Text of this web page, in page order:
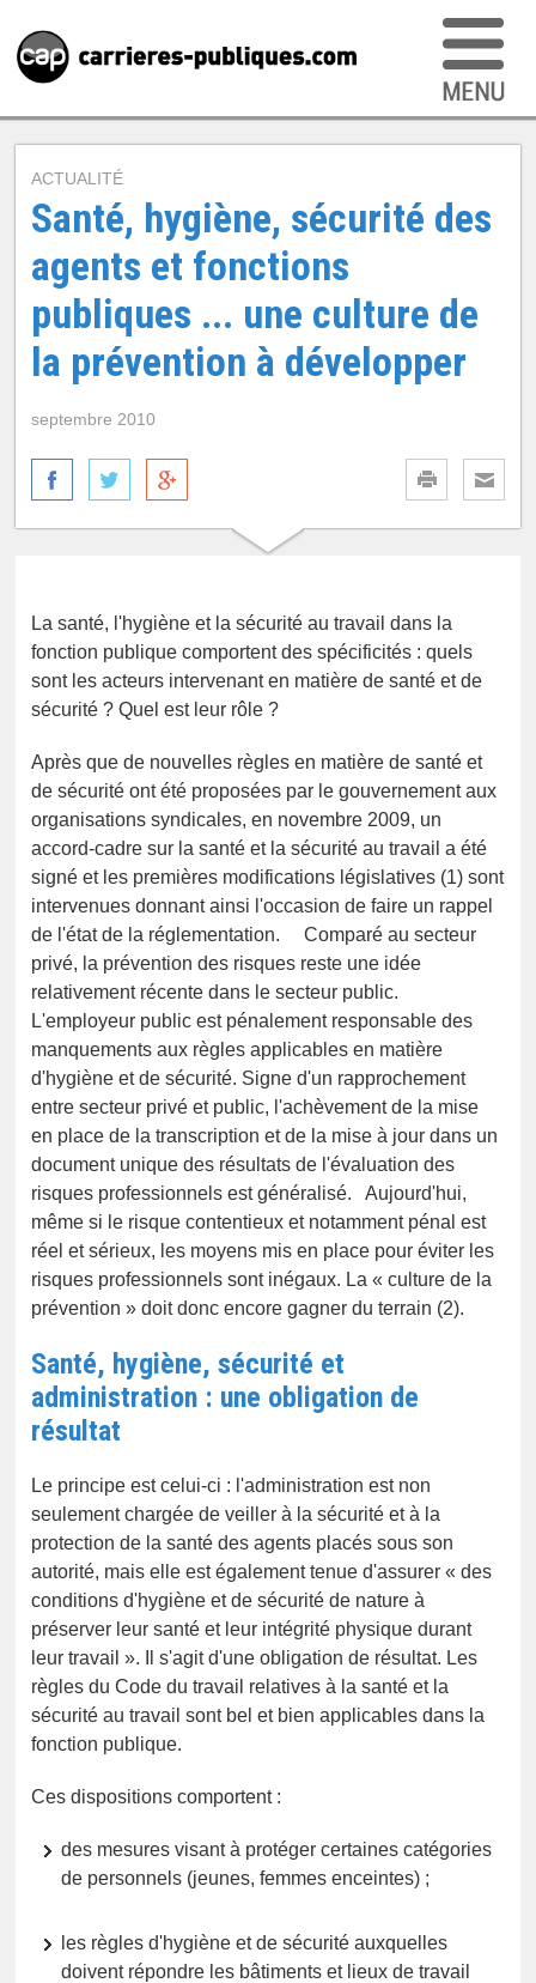
ACTUALITÉ
Santé, hygiène, sécurité des
agents et fonctions
publiques ... une culture de
la prévention à développer
septembre 2010
La santé, l'hygiène et la sécurité au travail dans la
fonction publique comportent des spécificités : quels
sont les acteurs intervenant en matière de santé et de
sécurité ? Quel est leur rôle ?
Après que de nouvelles règles en matière de santé et
de sécurité ont été proposées par le gouvernement aux
organisations syndicales, en novembre 2009, un
accord-cadre sur la santé et la sécurité au travail a été
signé et les premières modifications législatives (1) sont
intervenues donnant ainsi l'occasion de faire un rappel
de l'état de la réglementation. Comparé au secteur
privé, la prévention des risques reste une idée
relativement récente dans le secteur public.
L'employeur public est pénalement responsable des
manquements aux règles applicables en matière
d'hygiène et de sécurité. Signe d'un rapprochement
entre secteur privé et public, l'achèvement de la mise
en place de la transcription et de la mise à jour dans un
document unique des résultats de l'évaluation des
risques professionnels est généralisé. Aujourd'hui,
même si le risque contentieux et notamment pénal est
réel et sérieux, les moyens mis en place pour éviter les
risques professionnels sont inégaux. La « culture de la
prévention » doit donc encore gagner du terrain (2).
Santé, hygiène, sécurité et
administration : une obligation de
résultat
Le principe est celui-ci : l'administration est non
seulement chargée de veiller à la sécurité et à la
protection de la santé des agents placés sous son
autorité, mais elle est également tenue d'assurer « des
conditions d'hygiène et de sécurité de nature à
préserver leur santé et leur intégrité physique durant
leur travail ». Il s'agit d'une obligation de résultat. Les
règles du Code du travail relatives à la santé et la
sécurité au travail sont bel et bien applicables dans la
fonction publique.
Ces dispositions comportent :
des mesures visant à protéger certaines catégories
de personnels (jeunes, femmes enceintes) ;
les règles d'hygiène et de sécurité auxquelles
doivent répondre les bâtiments et lieux de travail